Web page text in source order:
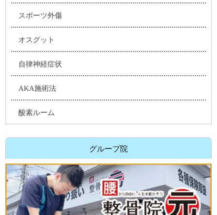
スポーツ外傷
オスグット
自律神経症状
AKA施術法
酸素ルーム
グループ院